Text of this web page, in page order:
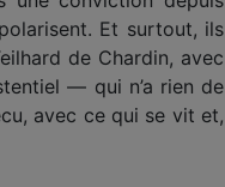
Et surtout, ils
de Chardin, avec
— qui n’a rien de
avec ce qui se vit et,